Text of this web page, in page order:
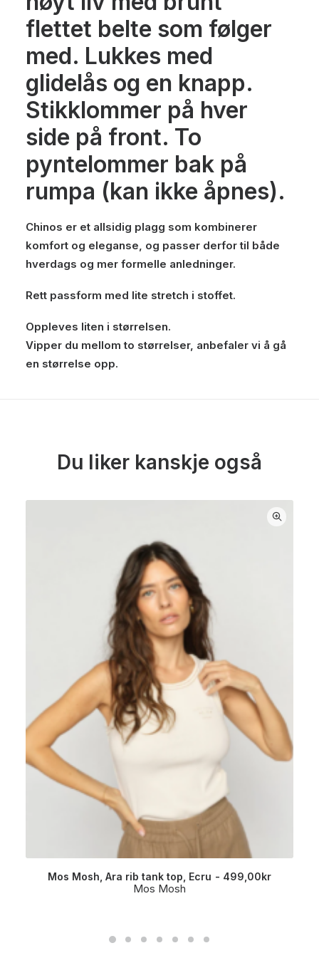
flettet belte som følger
med. Lukkes med
glidelås og en knapp.
Stikklommer på hver
side på front. To
pyntelommer bak på
rumpa (kan ikke åpnes).
Chinos er et allsidig plagg som kombinerer
komfort og eleganse, og passer derfor til både
hverdags og mer formelle anledninger.
Rett passform med lite stretch i stoffet.
Oppleves liten i størrelsen.
Vipper du mellom to størrelser, anbefaler vi å gå
en størrelse opp.
Du liker kanskje også
Mos Mosh, Ara rib tank top, Ecru 499,00kr
Mos Mosh